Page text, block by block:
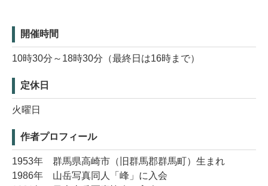
開催時間
10時30分～18時30分（最終日は16時まで）
定休日
火曜日
作者プロフィール
1953年 群馬県高崎市（旧群馬郡群馬町）生まれ
1986年 山岳写真同人「峰」に入会